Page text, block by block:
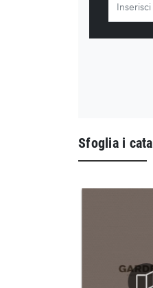
Sfoglia i